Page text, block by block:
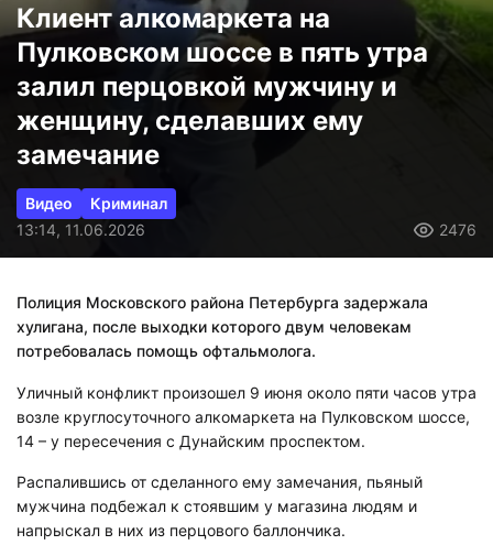
Клиент алкомаркета на
Пулковском шоссе в пять утра
залил перцовкой мужчину и
женщину, сделавших ему
замечание
Видео
Криминал
13:14, 11.06.2026
2476
Полиция Московского района Петербурга задержала
хулигана, после выходки которого двум человекам
потребовалась помощь офтальмолога.
Уличный конфликт произошел 9 июня около пяти часов утра
возле круглосуточного алкомаркета на Пулковском шоссе,
14 – у пересечения с Дунайским проспектом.
Распалившись от сделанного ему замечания, пьяный
мужчина подбежал к стоявшим у магазина людям и
напрыскал в них из перцового баллончика.